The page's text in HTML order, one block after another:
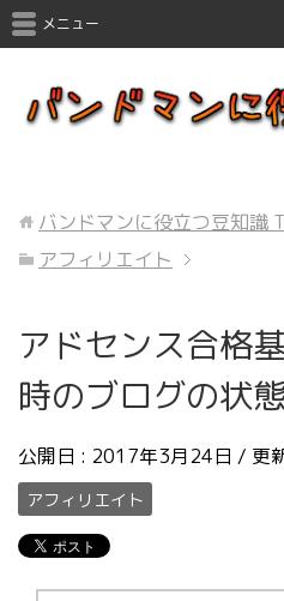
メニュー
バンドマンに役立つ豆知識
アフィリエイト
アドセンス合格
時のブログの状態
公開日 : 2017年3月24日 / 更
アフィリエイト